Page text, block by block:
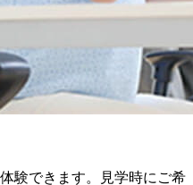
験できます。見学時にご希